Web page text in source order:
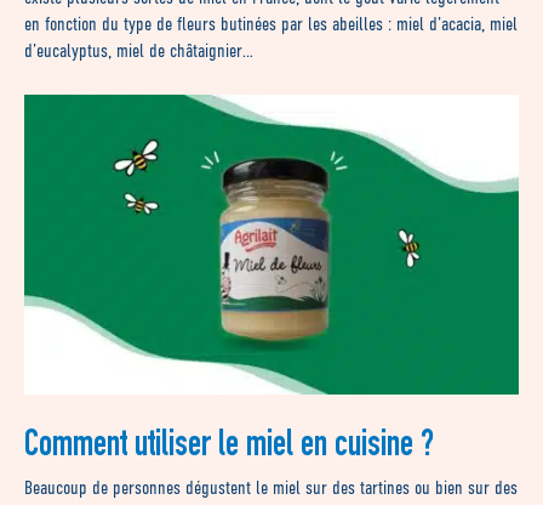
en fonction du type de fleurs butinées par les abeilles : miel d’acacia, miel
d’eucalyptus, miel de châtaignier…
Comment utiliser le miel en cuisine ?
Beaucoup de personnes dégustent le miel sur des tartines ou bien sur des